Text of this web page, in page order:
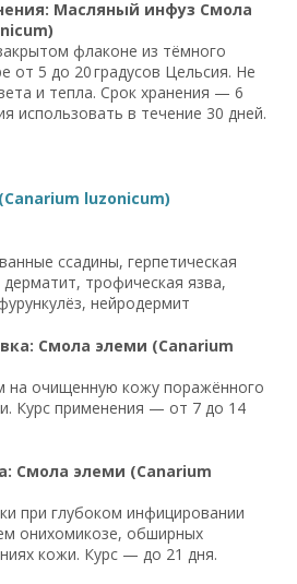
Масляный инфуз Смола
флаконе из тёмного
от 5 до 20 градусов Цельсия. Не
и тепла. Срок хранения — 6
использовать в течение 30 дней.
luzonicum)
ссадины, герпетическая
трофическая язва,
нейродермит
Смола элеми (Canarium
на очищенную кожу поражённого
Курс применения — от 7 до 14
Смола элеми (Canarium
при глубоком инфицировании
онихомикозе, обширных
кожи. Курс — до 21 дня.